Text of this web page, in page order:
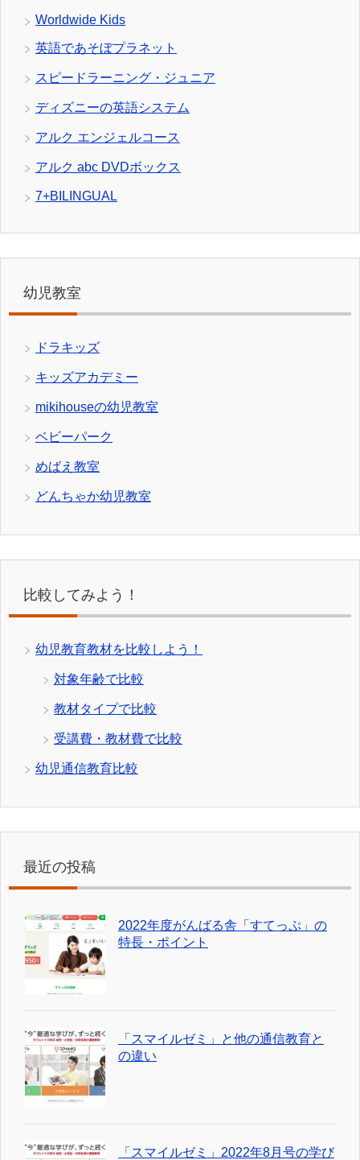
Worldwide Kids
英語であそぼプラネット
スピードラーニング・ジュニア
ディズニーの英語システム
アルク エンジェルコース
アルク abc DVDボックス
7+BILINGUAL
幼児教室
ドラキッズ
キッズアカデミー
mikihouseの幼児教室
ベビーパーク
めばえ教室
どんちゃか幼児教室
比較してみよう！
幼児教育教材を比較しよう！
対象年齢で比較
教材タイプで比較
受講費・教材費で比較
幼児通信教育比較
最近の投稿
2022年度がんばる舎「すてっぷ」の
特長・ポイント
「スマイルゼミ」と他の通信教育と
の違い
「スマイルゼミ」2022年8月号の学び